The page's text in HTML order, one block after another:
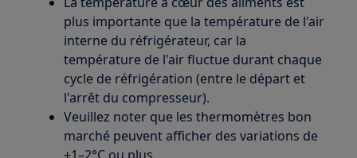
plus importante que la température de l'air
interne du réfrigérateur, car la
température de l'air fluctue durant chaque
cycle de réfrigération (entre le départ et
l'arrêt du compresseur).
Veuillez noter que les thermomètres bon
marché peuvent afficher des variations de